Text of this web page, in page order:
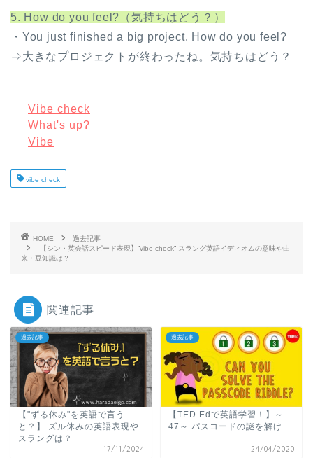
5. How do you feel?（気持ちはどう？）
・You just finished a big project. How do you feel?
⇒大きなプロジェクトが終わったね。気持ちはどう？
Vibe check
What's up?
Vibe
vibe check
HOME
過去記事
【シン・英会話スピード表現】”vibe check” スラング英語イディオムの意味や由
来・豆知識は？
関連記事
過去記事
【"ずる休み"を英語で言う
と？】 ズル休みの英語表現や
スラングは？
17/11/2024
過去記事
【TED Edで英語学習！】～
47～ パスコードの謎を解け
24/04/2020